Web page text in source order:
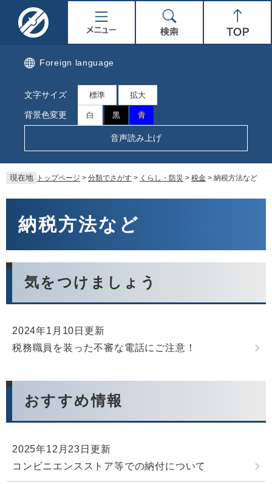
ー
ジ
ニ
ュ
ー
索
Foreign language
文字サイズ 標準 拡大
背景色変更 白 黒 青
音声読み上げ
現在地 トップページ > 分類でさがす > くらし・防災 > 税金 > 納税方法など
納税方法など
気をつけましょう
2024年1月10日更新
税務職員を装った不審な電話にご注意！
おすすめ情報
2025年12月23日更新
コンビニエンスストア等での納付について